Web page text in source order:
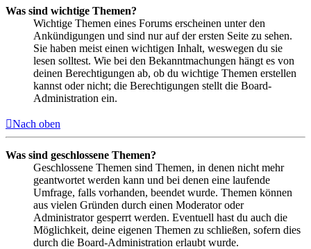
Was sind wichtige Themen?
Wichtige Themen eines Forums erscheinen unter den
Ankündigungen und sind nur auf der ersten Seite zu sehen.
Sie haben meist einen wichtigen Inhalt, weswegen du sie
lesen solltest. Wie bei den Bekanntmachungen hängt es von
deinen Berechtigungen ab, ob du wichtige Themen erstellen
kannst oder nicht; die Berechtigungen stellt die Board-
Administration ein.
Nach oben
Was sind geschlossene Themen?
Geschlossene Themen sind Themen, in denen nicht mehr
geantwortet werden kann und bei denen eine laufende
Umfrage, falls vorhanden, beendet wurde. Themen können
aus vielen Gründen durch einen Moderator oder
Administrator gesperrt werden. Eventuell hast du auch die
Möglichkeit, deine eigenen Themen zu schließen, sofern dies
durch die Board-Administration erlaubt wurde.